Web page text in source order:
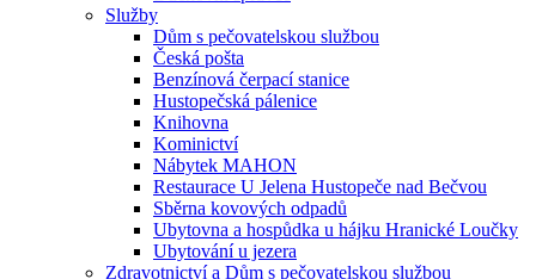
Služby
Dům s pečovatelskou službou
Česká pošta
Benzínová čerpací stanice
Hustopečská pálenice
Knihovna
Kominictví
Nábytek MAHON
Restaurace U Jelena Hustopeče nad Bečvou
Sběrna kovových odpadů
Ubytovna a hospůdka u hájku Hranické Loučky
Ubytování u jezera
Zdravotnictví a Dům s pečovatelskou službou